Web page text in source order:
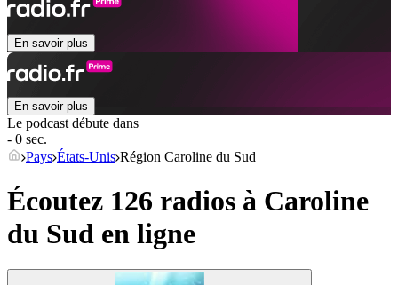
En savoir plus
En savoir plus
Le podcast débute dans
- 0 sec.
Pays États-Unis Région Caroline du Sud
Écoutez 126 radios à Caroline
du Sud en ligne